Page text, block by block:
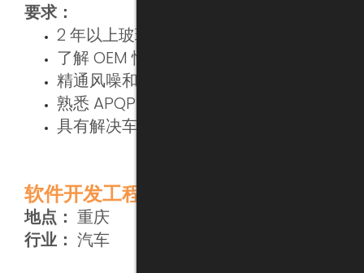
要求：
2 年以上玻璃/密封设计经验
了解 OEM 性能要求
精通风噪和漏水问题的解决方法
熟悉 APQP 流程
具有解决车辆问题的经验
软件开发工程师
地点： 重庆
行业： 汽车